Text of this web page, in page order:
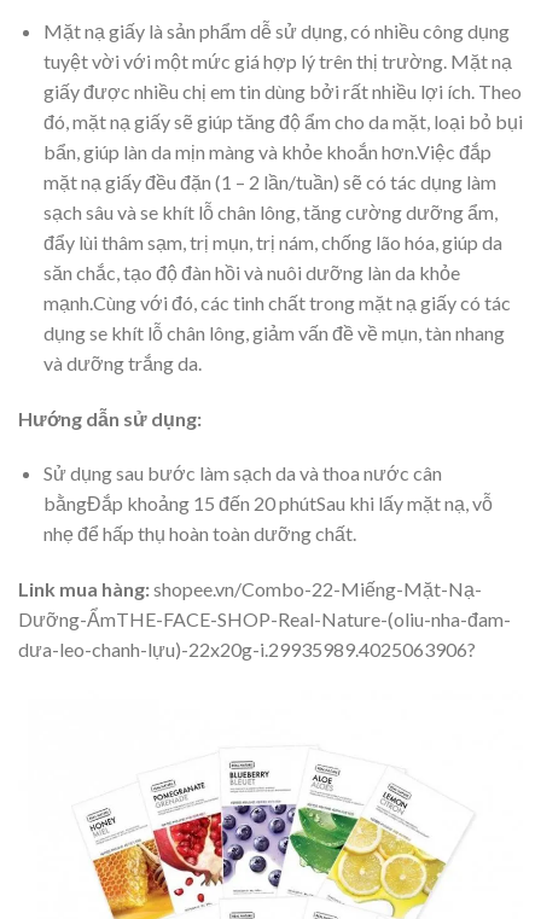
Mặt nạ giấy là sản phẩm dễ sử dụng, có nhiều công dụng
tuyệt vời với một mức giá hợp lý trên thị trường. Mặt nạ
giấy được nhiều chị em tin dùng bởi rất nhiều lợi ích. Theo
đó, mặt nạ giấy sẽ giúp tăng độ ẩm cho da mặt, loại bỏ bụi
bẩn, giúp làn da mịn màng và khỏe khoắn hơn.Việc đắp
mặt nạ giấy đều đặn (1 – 2 lần/tuần) sẽ có tác dụng làm
sạch sâu và se khít lỗ chân lông, tăng cường dưỡng ẩm,
đẩy lùi thâm sạm, trị mụn, trị nám, chống lão hóa, giúp da
săn chắc, tạo độ đàn hồi và nuôi dưỡng làn da khỏe
mạnh.Cùng với đó, các tinh chất trong mặt nạ giấy có tác
dụng se khít lỗ chân lông, giảm vấn đề về mụn, tàn nhang
và dưỡng trắng da.
Hướng dẫn sử dụng:
Sử dụng sau bước làm sạch da và thoa nước cân
bằngĐắp khoảng 15 đến 20 phútSau khi lấy mặt nạ, vỗ
nhẹ để hấp thụ hoàn toàn dưỡng chất.
Link mua hàng:shopee.vn/Combo-22-Miếng-Mặt-Nạ-
Dưỡng-ẨmTHE-FACE-SHOP-Real-Nature-(oliu-nha-đam-
dưa-leo-chanh-lựu)-22x20g-i.29935989.4025063906?